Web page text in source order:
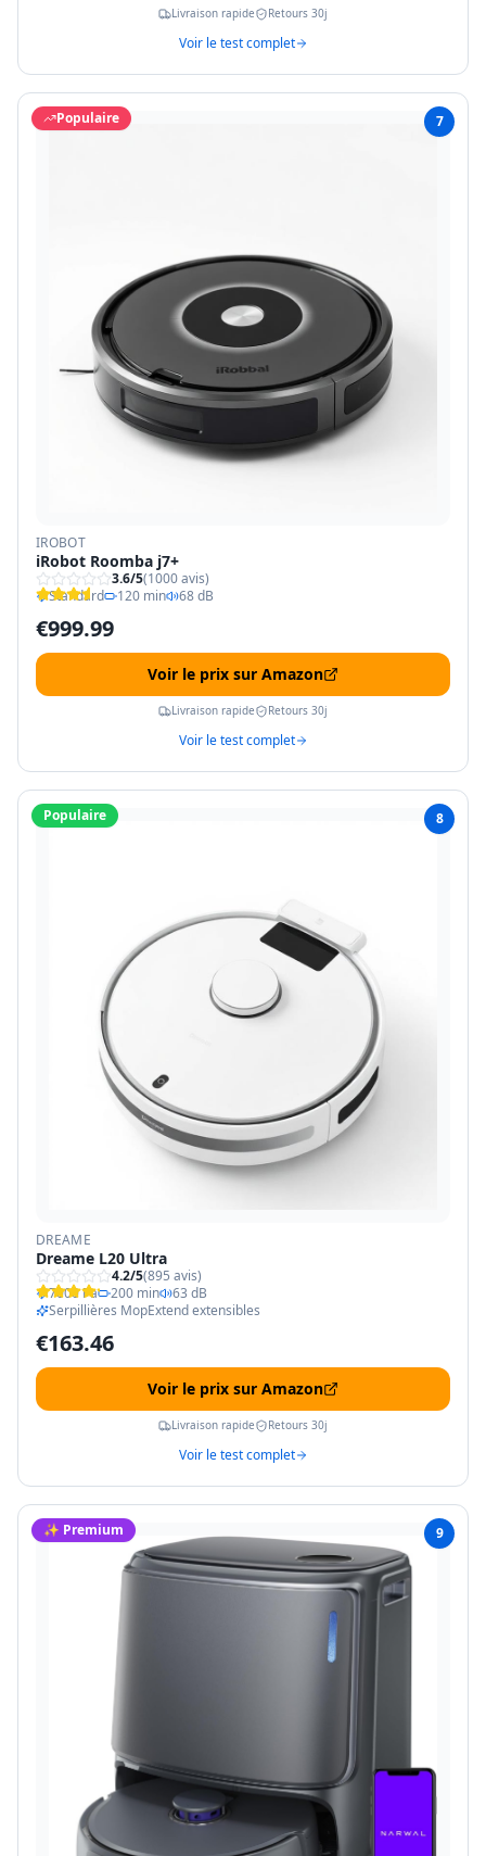
Livraison rapide Retours 30j
Voir le test complet
7
Populaire
IROBOT
iRobot Roomba j7+
3.6/5(1000avis)
Standard
120 min 68 dB
€999.99
Voir le prix sur Amazon
Livraison rapide Retours 30j
Voir le test complet
Populaire 8
DREAME
Dreame L20 Ultra
4.2/5(895 avis)
7000 Pa
200 min
63 dB
Serpillières MopExtend extensibles
€163.46
Voir le prix sur Amazon
Livraison rapide Retours 30j
Voir le test complet
✨ Premium 9